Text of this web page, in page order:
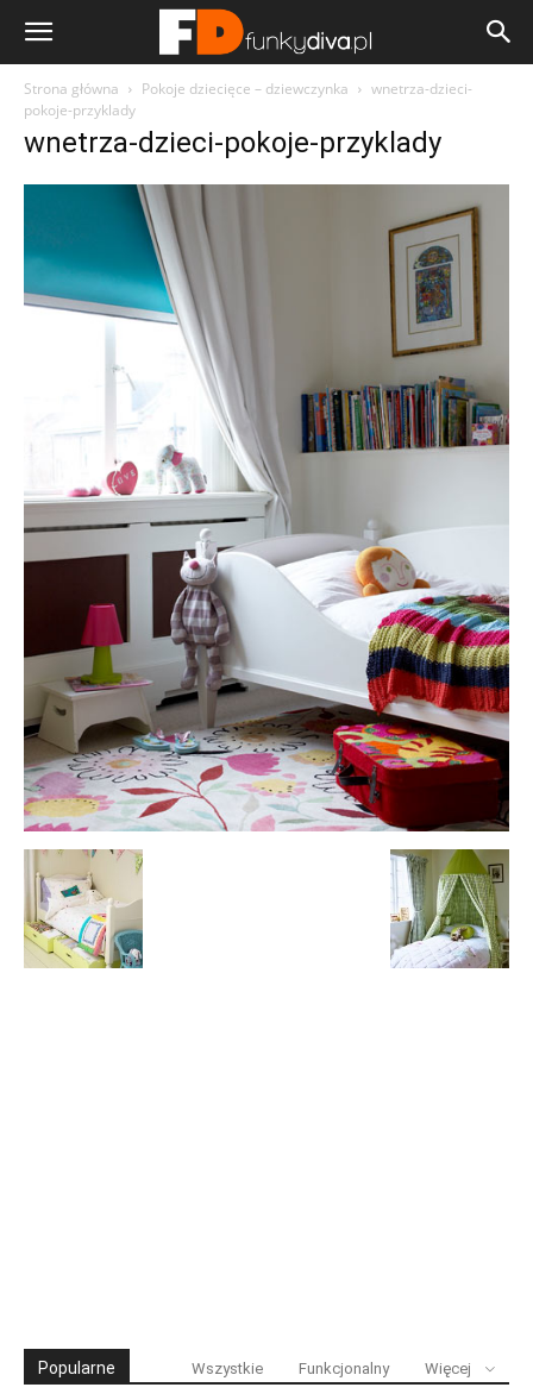
Strona główna Pokoje dziecięce – dziewczynka
wnetrza-dzieci-
pokoje-przyklady
wnetrza-dzieci-pokoje-przyklady
Popularne Wszystkie Funkcjonalny Więcej